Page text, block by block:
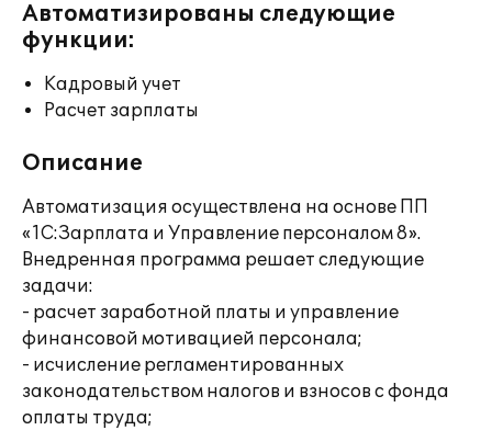
Автоматизированы следующие
функции:
Кадровый учет
Расчет зарплаты
Описание
Автоматизация осуществлена на основе ПП
«1С:Зарплата и Управление персоналом 8».
Внедренная программа решает следующие
задачи:
- расчет заработной платы и управление
финансовой мотивацией персонала;
- исчисление регламентированных
законодательством налогов и взносов с фонда
оплаты труда;